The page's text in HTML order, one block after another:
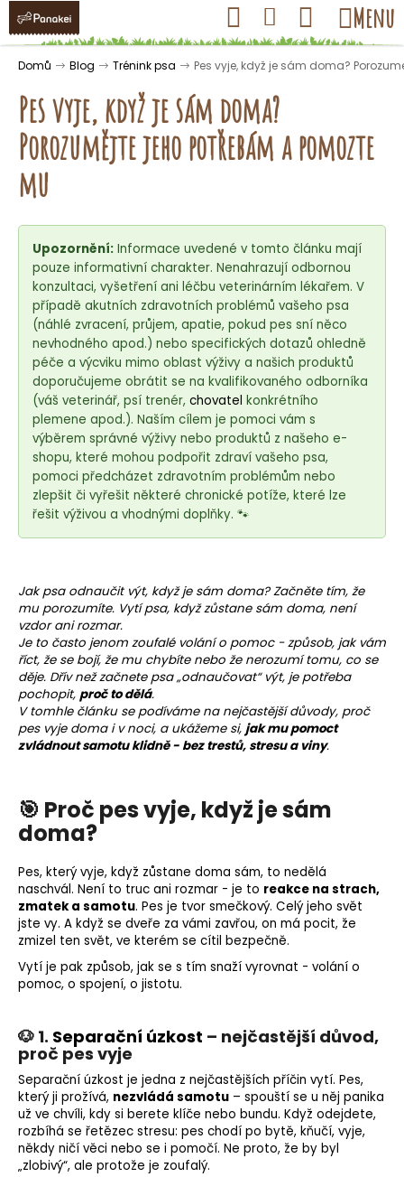
Přejít
obsah
Hledat Přihlášení
Nákupní
košík
Menu
Domů Blog Trénink psa Pes vyje, když je sám doma?
Pes vyje, když je sám doma?
Porozumějte jeho potřebám a pomozte
mu
Upozornění: Informace uvedené v tomto článku mají
pouze informativní charakter. Nenahrazují odbornou
konzultaci, vyšetření ani léčbu veterinárním lékařem. V
případě akutních zdravotních problémů vašeho psa
(náhlé zvracení, průjem, apatie, pokud pes sní něco
nevhodného apod.) nebo specifických dotazů ohledně
péče a výcviku mimo oblast výživy a našich produktů
doporučujeme obrátit se na kvalifikovaného odborníka
(váš veterinář, psí trenér, chovatel konkrétního
plemene apod.). Naším cílem je pomoci vám s
výběrem správné výživy nebo produktů z našeho e-
shopu, které mohou podpořit zdraví vašeho psa,
pomoci předcházet zdravotním problémům nebo
zlepšit či vyřešit některé chronické potíže, které lze
řešit výživou a vhodnými doplňky. 🐾
Jak psa odnaučit výt, když je sám doma? Začněte tím, že
mu porozumíte. Vytípsa, když zůstane sám doma, není
vzdor ani rozmar.
Je to často jenom zoufalé volání o pomoc - způsob, jak vám
říct, že se bojí, že mu chybíte nebo že nerozumí tomu, co se
děje. Dřív než začnete psa „odnaučovat“ výt, je potřeba
pochopit, proč to dělá.
V tomhle článku se podíváme na nejčastější důvody, proč
pes vyje doma i v noci, a ukážeme si, jak mu pomoct
zvládnout samotu klidně - bez trestů, stresu a viny.
🎯 Proč pes vyje, když je sám
doma?
Pes, který vyje, když zůstane doma sám, to nedělá
naschvál. Není to truc ani rozmar - je to reakce na strach,
zmatek a samotu. Pes je tvor smečkový. Celý jeho svět
jste vy. A když se dveře za vámi zavřou, on má pocit, že
zmizel ten svět, ve kterém se cítil bezpečně.
Vytí je pak způsob, jak se s tím snaží vyrovnat - volání o
pomoc, o spojení, o jistotu.
🐶 1. Separační úzkost – nejčastější důvod,
proč pes vyje
Separační úzkost je jedna z nejčastějších příčin vytí. Pes,
který ji prožívá, nezvládá samotu – spouští se u něj panika
už ve chvíli, kdy si berete klíče nebo bundu. Když odejdete,
rozbíhá se řetězec stresu: pes chodí po bytě, kňučí, vyje,
někdy ničí věci nebo se i pomočí. Ne proto, že by byl
„zlobivý“, ale protože je zoufalý.
K
o Zpět
Zpět
C
o
p
a
?
HLEDAT
p
o
r
u
č
u
j
e
m
e